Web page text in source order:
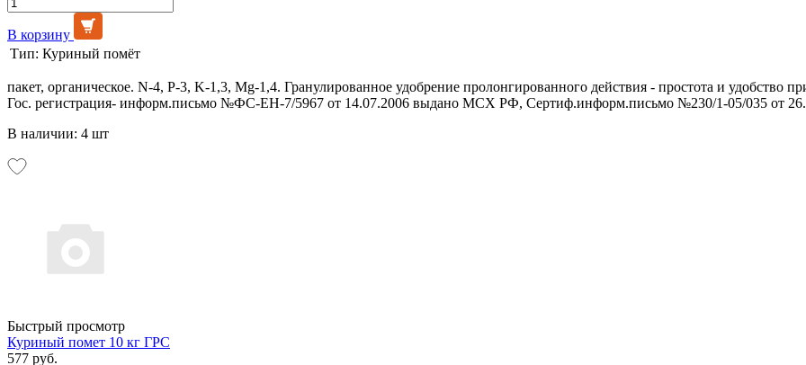
В корзину
Тип: Куриный помёт
пакет, органическое. N-4, P-3, K-1,3, Mg-1,4. Гранулированное удобрение пролонгированного действия - простота и удобство
Гос. регистрация- информ.письмо №ФС-ЕН-7/5967 от 14.07.2006 выдано МСХ РФ, Сертиф.информ.письмо №230/1-05/035 от
В наличии: 4 шт
Быстрый просмотр
Куриный помет 10 кг ГРС
577 руб.